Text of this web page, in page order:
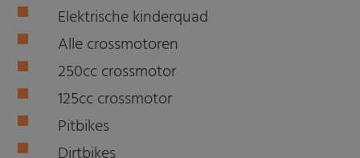
Elektrische kinderquad
Alle crossmotoren
250cc crossmotor
125cc crossmotor
Pitbikes